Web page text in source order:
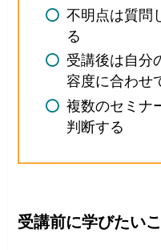
不明点は質問
る
受講後は自分
容度に合わせ
複数のセミナ
判断する
受講前に学びたい